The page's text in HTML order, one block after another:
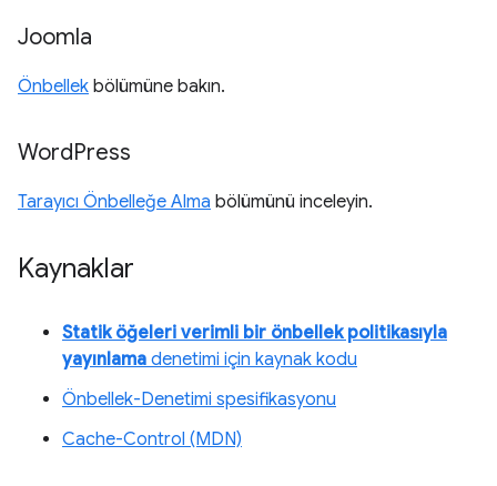
Joomla
Önbellek bölümüne bakın.
WordPress
Tarayıcı Önbelleğe Alma bölümünü inceleyin.
Kaynaklar
Statik öğeleri verimli bir önbellek politikasıyla
yayınlama denetimi için kaynak kodu
Önbellek-Denetimi spesifikasyonu
Cache-Control (MDN)